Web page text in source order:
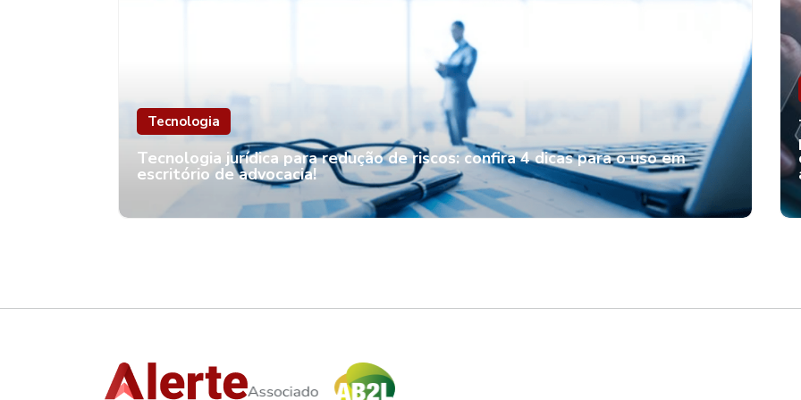
no escritório jurídico
controladoria jurídica transforma a gestão
jurídica nesse artigo da Alerte!
construir soluções jurídicas
digitais
Você sabia que Legal Ops e automação
são o pilar para transformar o
departamento jurídico? Entenda nesse
artigo da Alerte!
Tecnologia
Tecnologia jurídica para redução de riscos: confira 4 dicas para o uso em
escritório de advocacia!